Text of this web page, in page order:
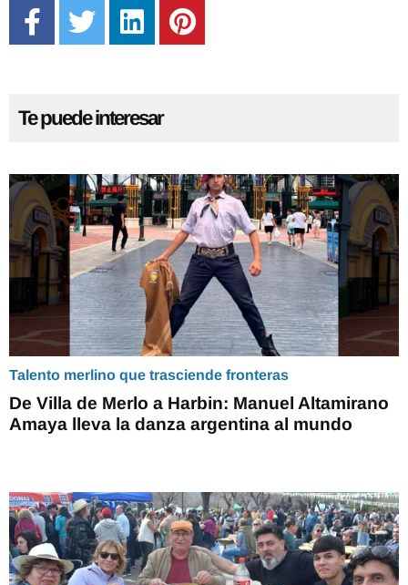
Te puede interesar
Talento merlino que trasciende fronteras
De Villa de Merlo a Harbin: Manuel Altamirano
Amaya lleva la danza argentina al mundo